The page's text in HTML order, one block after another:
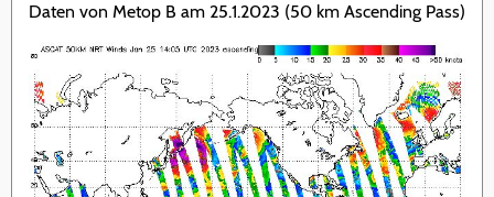
Daten von Metop B am 25.1.2023 (50 km Ascending Pass)